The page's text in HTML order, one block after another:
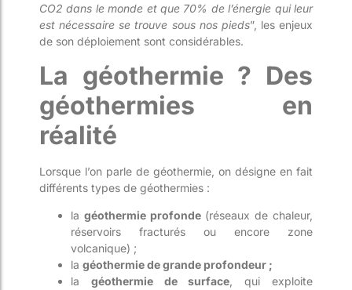
CO2 dans le monde et que 70% de l’énergie qui leur
est nécessaire se trouve sous nos pieds”, les enjeux
de son déploiement sont considérables.
La géothermie ? Des
géothermies en
réalité
Lorsque l’on parle de géothermie, on désigne en fait
différents types de géothermies :
la géothermie profonde(réseaux de chaleur,
réservoirs fracturés ou encore zone
volcanique) ;
la géothermie de grande profondeur ;
la géothermie de surface , qui exploite